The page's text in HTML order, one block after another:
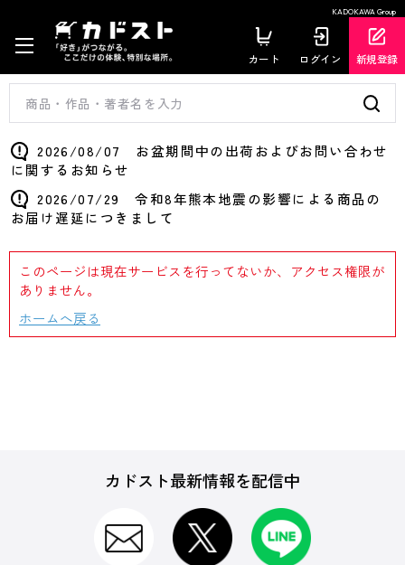
KADOKAWA Group
カート ログイン 新規登録
2026/08/07 お盆期間中の出荷およびお問い合わせ
に関するお知らせ
2026/07/29 令和8年熊本地震の影響による商品の
お届け遅延につきまして
このページは現在サービスを行ってないか、アクセス権限が
ありません。
ホームへ戻る
カドスト最新情報を配信中